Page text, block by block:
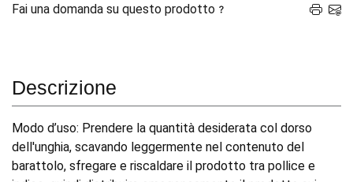
Fai una domanda su questo prodotto
Descrizione
Modo d’uso: Prendere la quantità desiderata col dorso
dell'unghia, scavando leggermente nel contenuto del
barattolo, sfregare e riscaldare il prodotto tra pollice e